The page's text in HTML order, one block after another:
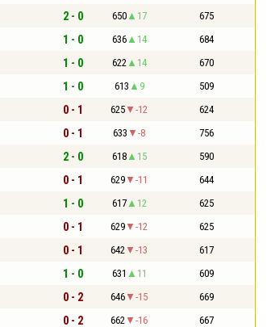
2 - 0 650 17 675
1 - 0 636 14 684
1 - 0 622 14 670
1 - 0 613 9 509
0 - 1 625 -12 624
0 - 1 633 -8 756
2 - 0 618 15 590
0 - 1 629 -11 644
1 - 0 617 12 625
0 - 1 629 -12 625
0 - 1 642 -13 617
1 - 0 631 11 609
0 - 2 646 -15 669
0 - 2 662 -16 667